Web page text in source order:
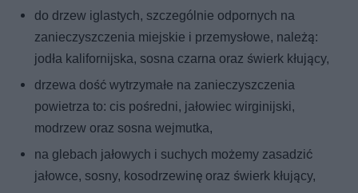
do drzew iglastych, szczególnie odpornych na
zanieczyszczenia miejskie i przemysłowe, należą:
jodła kalifornijska, sosna czarna oraz świerk kłujący,
drzewa dość wytrzymałe na zanieczyszczenia
powietrza to: cis pośredni, jałowiec wirginijski,
modrzew oraz sosna wejmutka,
na glebach jałowych i suchych możemy zasadzić
jałowce, sosny, kosodrzewinę oraz świerk kłujący,